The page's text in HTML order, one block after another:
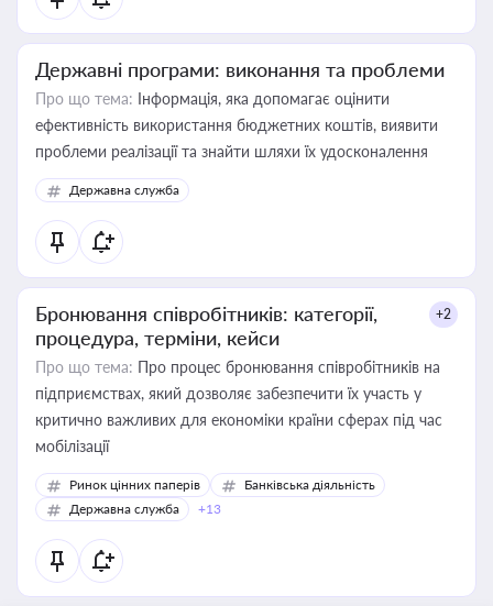
Державні програми: виконання та проблеми
Про що тема: Інформація, яка допомагає оцінити
ефективність використання бюджетних коштів, виявити
проблеми реалізації та знайти шляхи їх удосконалення
Державна служба
Бронювання співробітників: категорії,
процедура, терміни, кейси
+2
Про що тема: Про процес бронювання співробітників на
підприємствах, який дозволяє забезпечити їх участь у
критично важливих для економіки країни сферах під час
мобілізації
Ринок цінних паперів
Банківська діяльність
Державна служба
+13